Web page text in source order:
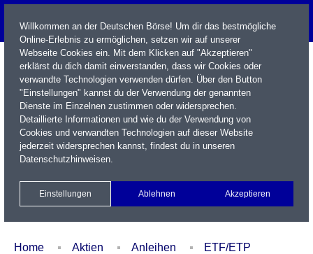
Name / WKN / ISIN / Kürzel
Xetra Realtime
Watchlist Portfolio Login
Home Aktien Anleihen
ETF/ETP
Willkommen an der Deutschen Börse! Um dir das bestmögliche
Online-Erlebnis zu ermöglichen, setzen wir auf unserer
Webseite Cookies ein. Mit dem Klicken auf "Akzeptieren"
erklärst du dich damit einverstanden, dass wir Cookies oder
verwandte Technologien verwenden dürfen. Über den Button
"Einstellungen" kannst du der Verwendung der genannten
Dienste im Einzelnen zustimmen oder widersprechen.
Detaillierte Informationen und wie du der Verwendung von
Cookies und verwandten Technologien auf dieser Website
jederzeit widersprechen kannst, findest du in unseren
Datenschutzhinweisen.
Einstellungen Ablehnen Akzeptieren